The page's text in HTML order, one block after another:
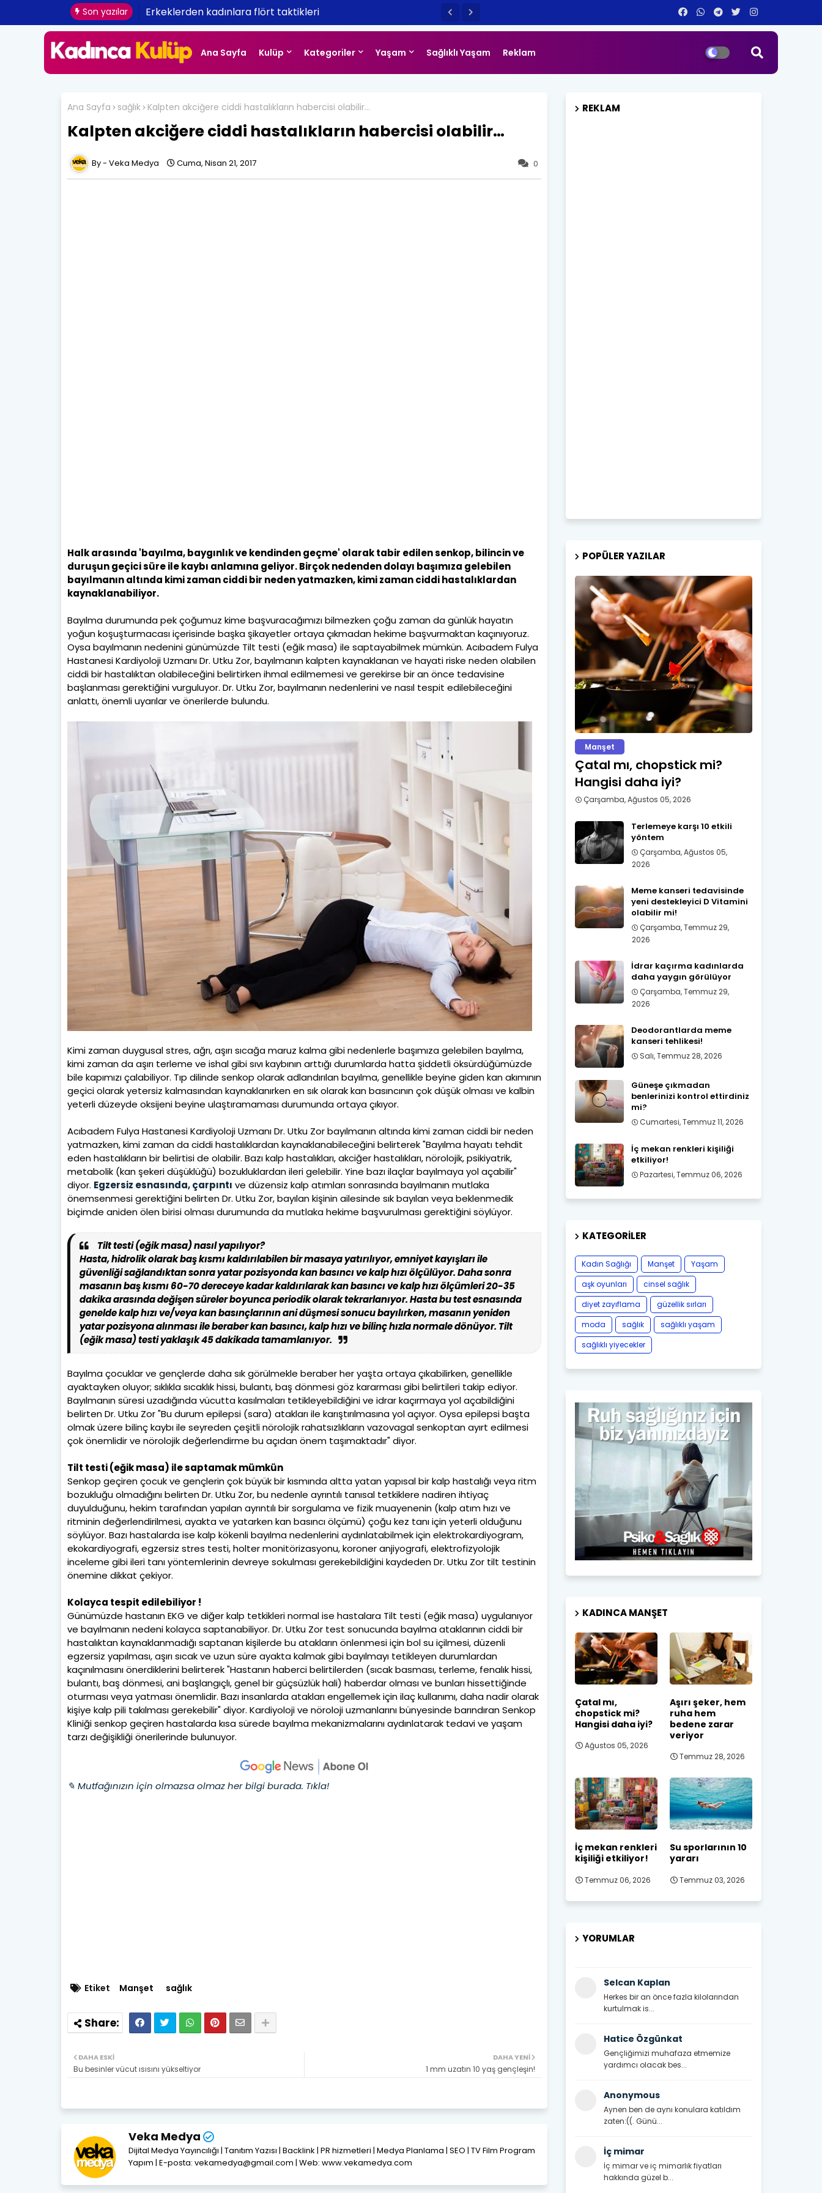
Son yazılar Erkeklerden kadınlara flört taktikleri
Tepeden tırnağa kışa hazırlık bakımı
Ana Sayfa Kulüp Kategoriler Yaşam Sağlıklı Yaşam Reklam
Ana Sayfa sağlık Kalpten akciğere ciddi hastalıkların habercisi olabilir…
Kalpten akciğere ciddi hastalıkların habercisi olabilir…
0
Veka Medya Cuma, Nisan 21, 2017
Halk arasında 'bayılma, baygınlık ve kendinden geçme' olarak tabir edilen senkop, bilincin ve
duruşun geçici süre ile kaybı anlamına geliyor. Birçok nedenden dolayı başımıza gelebilen
bayılmanın altında kimi zaman ciddi bir neden yatmazken, kimi zaman ciddi hastalıklardan
kaynaklanabiliyor.
Bayılma durumunda pek çoğumuz kime başvuracağımızı bilmezken çoğu zaman da günlük hayatın
yoğun koşuşturmacası içerisinde başka şikayetler ortaya çıkmadan hekime başvurmaktan kaçınıyoruz.
Oysa bayılmanın nedenini günümüzde Tilt testi (eğik masa) ile saptayabilmek mümkün. Acıbadem Fulya
Hastanesi Kardiyoloji Uzmanı Dr. Utku Zor, bayılmanın kalpten kaynaklanan ve hayati riske neden olabilen
ciddi bir hastalıktan olabileceğini belirtirken ihmal edilmemesi ve gerekirse bir an önce tedavisine
başlanması gerektiğini vurguluyor. Dr. Utku Zor, bayılmanın nedenlerini ve nasıl tespit edilebileceğini
anlattı, önemli uyarılar ve önerilerde bulundu.
Kimi zaman duygusal stres, ağrı, aşırı sıcağa maruz kalma gibi nedenlerle başımıza gelebilen bayılma,
kimi zaman da aşırı terleme ve ishal gibi sıvı kaybının arttığı durumlarda hatta şiddetli öksürdüğümüzde
bile kapımızı çalabiliyor. Tıp dilinde senkop olarak adlandırılan bayılma, genellikle beyine giden kan akımının
geçici olarak yetersiz kalmasından kaynaklanırken en sık olarak kan basıncının çok düşük olması ve kalbin
yeterli düzeyde oksijeni beyine ulaştıramaması durumunda ortaya çıkıyor.
Acıbadem Fulya Hastanesi Kardiyoloji Uzmanı Dr. Utku Zor bayılmanın altında kimi zaman ciddi bir neden
yatmazken, kimi zaman da ciddi hastalıklardan kaynaklanabileceğini belirterek "Bayılma hayatı tehdit
eden hastalıkların bir belirtisi de olabilir. Bazı kalp hastalıkları, akciğer hastalıkları, nörolojik, psikiyatrik,
metabolik (kan şekeri düşüklüğü) bozukluklardan ileri gelebilir. Yine bazı ilaçlar bayılmaya yol açabilir"
diyor. Egzersiz esnasında, çarpıntı ve düzensiz kalp atımları sonrasında bayılmanın mutlaka
önemsenmesi gerektiğini belirten Dr. Utku Zor, bayılan kişinin ailesinde sık bayılan veya beklenmedik
biçimde aniden ölen birisi olması durumunda da mutlaka hekime başvurulması gerektiğini söylüyor.
Tilt testi (eğik masa) nasıl yapılıyor?
Hasta, hidrolik olarak baş kısmı kaldırılabilen bir masaya yatırılıyor, emniyet kayışları ile
güvenliği sağlandıktan sonra yatar pozisyonda kan basıncı ve kalp hızı ölçülüyor. Daha sonra
masanın baş kısmı 60-70 dereceye kadar kaldırılarak kan basıncı ve kalp hızı ölçümleri 20-35
dakika arasında değişen süreler boyunca periodik olarak tekrarlanıyor. Hasta bu test esnasında
genelde kalp hızı ve/veya kan basınçlarının ani düşmesi sonucu bayılırken, masanın yeniden
yatar pozisyona alınması ile beraber kan basıncı, kalp hızı ve bilinç hızla normale dönüyor. Tilt
(eğik masa) testi yaklaşık 45 dakikada tamamlanıyor.
Bayılma çocuklar ve gençlerde daha sık görülmekle beraber her yaşta ortaya çıkabilirken, genellikle
ayaktayken oluyor; sıklıkla sıcaklık hissi, bulantı, baş dönmesi göz kararması gibi belirtileri takip ediyor.
Bayılmanın süresi uzadığında vücutta kasılmaları tetikleyebildiğini ve idrar kaçırmaya yol açabildiğini
belirten Dr. Utku Zor "Bu durum epilepsi (sara) atakları ile karıştırılmasına yol açıyor. Oysa epilepsi başta
olmak üzere bilinç kaybı ile seyreden çeşitli nörolojik rahatsızlıkların vazovagal senkoptan ayırt edilmesi
çok önemlidir ve nörolojik değerlendirme bu açıdan önem taşımaktadır" diyor.
Tilt testi (eğik masa) ile saptamak mümkün
Senkop geçiren çocuk ve gençlerin çok büyük bir kısmında altta yatan yapısal bir kalp hastalığı veya ritm
bozukluğu olmadığını belirten Dr. Utku Zor, bu nedenle ayrıntılı tanısal tetkiklere nadiren ihtiyaç
duyulduğunu, hekim tarafından yapılan ayrıntılı bir sorgulama ve fizik muayenenin (kalp atım hızı ve
ritminin değerlendirilmesi, ayakta ve yatarken kan basıncı ölçümü) çoğu kez tanı için yeterli olduğunu
söylüyor. Bazı hastalarda ise kalp kökenli bayılma nedenlerini aydınlatabilmek için elektrokardiyogram,
ekokardiyografi, egzersiz stres testi, holter monitörizasyonu, koroner anjiyografi, elektrofizyolojik
inceleme gibi ileri tanı yöntemlerinin devreye sokulması gerekebildiğini kaydeden Dr. Utku Zor tilt testinin
önemine dikkat çekiyor.
Kolayca tespit edilebiliyor !
Günümüzde hastanın EKG ve diğer kalp tetkikleri normal ise hastalara Tilt testi (eğik masa) uygulanıyor
ve bayılmanın nedeni kolayca saptanabiliyor. Dr. Utku Zor test sonucunda bayılma ataklarının ciddi bir
hastalıktan kaynaklanmadığı saptanan kişilerde bu atakların önlenmesi için bol su içilmesi, düzenli
egzersiz yapılması, aşırı sıcak ve uzun süre ayakta kalmak gibi bayılmayı tetikleyen durumlardan
kaçınılmasını önerdiklerini belirterek "Hastanın haberci belirtilerden (sıcak basması, terleme, fenalık hissi,
bulantı, baş dönmesi, ani başlangıçlı, genel bir güçsüzlük hali) haberdar olması ve bunları hissettiğinde
oturması veya yatması önemlidir. Bazı insanlarda atakları engellemek için ilaç kullanımı, daha nadir olarak
kişiye kalp pili takılması gerekebilir" diyor. Kardiyoloji ve nöroloji uzmanlarını bünyesinde barındıran Senkop
Kliniği senkop geçiren hastalarda kısa sürede bayılma mekanizmalarını aydınlatarak tedavi ve yaşam
tarzı değişikliği önerilerinde bulunuyor.
✎ Mutfağınızın için olmazsa olmaz her bilgi burada. Tıkla!
Etiket Manşet sağlık
DAHA YENI
1 mm uzatın 10 yaş gençleşin!
DAHA ESKI
Bu besinler vücut ısısını yükseltiyor
Veka Medya
Dijital Medya Yayıncılığı | Tanıtım Yazısı | Backlink | PR hizmetleri | Medya Planlama | SEO | TV Film Program
Yapım | E-posta: vekamedya@gmail.com | Web: www.vekamedya.com
REKLAM
POPÜLER YAZILAR
Manşet
Çatal mı, chopstick mi?
Hangisi daha iyi?
Çarşamba, Ağustos 05, 2026
Terlemeye karşı 10 etkili
yöntem
Çarşamba, Ağustos 05,
2026
Meme kanseri tedavisinde
yeni destekleyici D Vitamini
olabilir mi!
Çarşamba, Temmuz 29,
2026
İdrar kaçırma kadınlarda
daha yaygın görülüyor
Çarşamba, Temmuz 29,
2026
Deodorantlarda meme
kanseri tehlikesi!
Salı, Temmuz 28, 2026
Güneşe çıkmadan
benlerinizi kontrol ettirdiniz
mi?
Cumartesi, Temmuz 11, 2026
İç mekan renkleri kişiliği
etkiliyor!
Pazartesi, Temmuz 06, 2026
KATEGORILER
Kadın Sağlığı Manşet
Yaşam
aşk oyunları
cinsel sağlık
diyet zayıflama
güzellik sırları
moda
sağlık
sağlıklı yaşam
sağlıklı yiyecekler
KADINCA MANŞET
Çatal mı,
chopstick mi?
Hangisi daha iyi?
Ağustos 05, 2026
Aşırı şeker, hem
ruha hem
bedene zarar
veriyor
Temmuz 28, 2026
İç mekan renkleri
kişiliği etkiliyor!
Temmuz 06, 2026
Su sporlarının 10
yararı
Temmuz 03, 2026
YORUMLAR
Selcan Kaplan
Herkes bir an önce fazla kilolarından
kurtulmak is...
Hatice Özgünkat
Gençliğimizi muhafaza etmemize
yardımcı olacak bes...
Anonymous
Aynen ben de aynı konulara katıldım
zaten:((. Günü...
İç mimar
İç mimar ve iç mimarlık fiyatları
hakkında güzel b...